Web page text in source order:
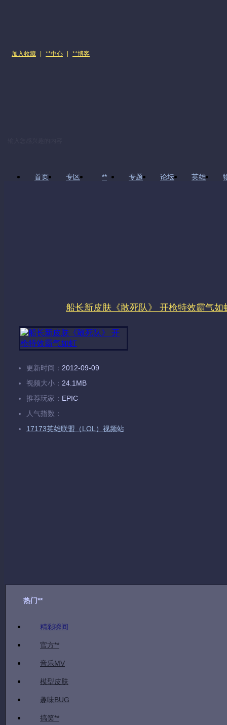
加入收藏 **中心 **博客
首页 专区 ** 专题 论坛 英雄
船长新皮肤《敢死队》 开枪特效霸气如
更新时间： 2012-09-09
视频大小： 24.1MB
推荐玩家： EPIC
人气指数：
17173英雄联盟（LOL）视频站
热门**
精彩瞬间
官方**
音乐MV
模型皮肤
趣味BUG
搞笑**